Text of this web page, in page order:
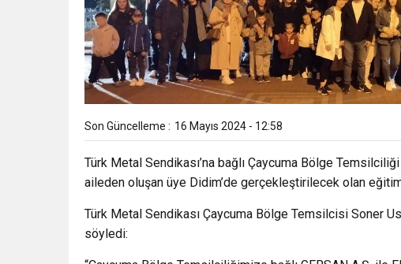
Son Güncelleme : 16 Mayıs 2024 - 12:58
Türk Metal Sendikası’na bağlı Çaycuma Bölge
aileden oluşan üye Didim’de gerçekleştirilecek olan eğitim
Türk Metal Sendikası Çaycuma Bölge Temsilcisi Soner
söyledi: